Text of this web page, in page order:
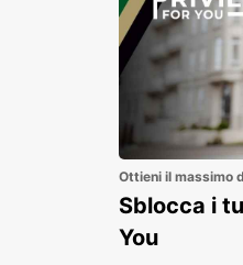
Ottieni il massimo
Sblocca i
You